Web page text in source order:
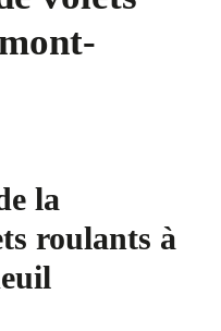
la
roulants à